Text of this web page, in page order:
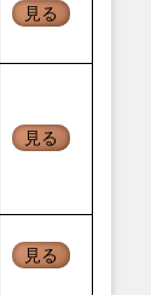
見る
見る
見る